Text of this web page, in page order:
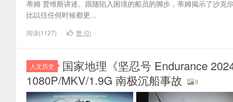
蒂姆·贾维斯讲述。跟随陷入困境的船员的脚步，蒂姆揭示了沙
比以往任何时候都更...
阅读(1127) 赞 (0)
人文历史
国家地理《坚忍号 Endurance
1080P/MKV/1.9G 南极沉船事故
8